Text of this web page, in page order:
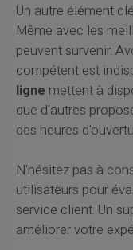
Un autre élément
Même avec les
peuvent survenir.
compétent est
ligne mettent à
que d'autres
des heures
N'hésitez pas à
utilisateurs pour
service client. Un
améliorer votre